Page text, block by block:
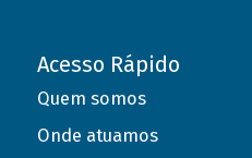
Acesso Rápido
Quem somos
Onde atuamos